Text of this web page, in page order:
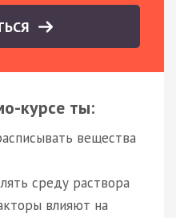
курсе ты:
вещества
среду раствора
влияют на